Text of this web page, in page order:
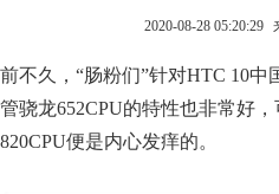
2020-08-28 05:20:29
前不久，“肠粉们”针对HTC 10
管骁龙652CPU的特性也非常好
820CPU便是内心发痒的。